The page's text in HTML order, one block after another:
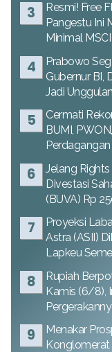
Resmi! Free
Pangestu Ini
Minimal MSCI
Prabowo
Gubernur BI,
Jadi Unggulan
Cermati
BUMI,
Jelang
Divestasi
(BUVA) Rp
Proyeksi
Astra (ASII)
Lapkeu
Rupiah
Kamis (6/8),
Menakar
Konglomerat